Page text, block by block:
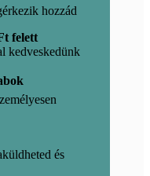
hozzád
felett
kedveskedünk
és